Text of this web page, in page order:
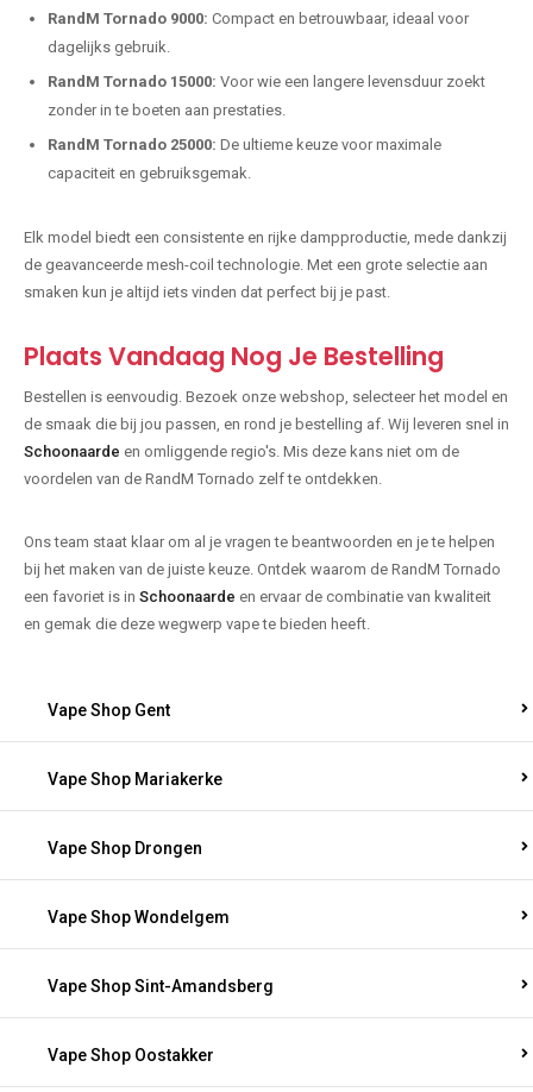
RandM Tornado 9000: Compact en betrouwbaar, ideaal voor
dagelijks gebruik.
RandM Tornado 15000: Voor wie een langere levensduur zoekt
zonder in te boeten aan prestaties.
RandM Tornado 25000: De ultieme keuze voor maximale
capaciteit en gebruiksgemak.
Elk model biedt een consistente en rijke dampproductie, mede dankzij
de geavanceerde mesh-coil technologie. Met een grote selectie aan
smaken kun je altijd iets vinden dat perfect bij je past.
Plaats Vandaag Nog Je Bestelling
Bestellen is eenvoudig. Bezoek onze webshop, selecteer het model en
de smaak die bij jou passen, en rond je bestelling af. Wij leveren snel in
Schoonaarde en omliggende regio's. Mis deze kans niet om de
voordelen van de RandM Tornado zelf te ontdekken.
Ons team staat klaar om al je vragen te beantwoorden en je te helpen
bij het maken van de juiste keuze. Ontdek waarom de RandM Tornado
een favoriet is in Schoonaarde en ervaar de combinatie van kwaliteit
en gemak die deze wegwerp vape te bieden heeft.
Vape Shop Gent
Vape Shop Mariakerke
Vape Shop Drongen
Vape Shop Wondelgem
Vape Shop Sint-Amandsberg
Vape Shop Oostakker